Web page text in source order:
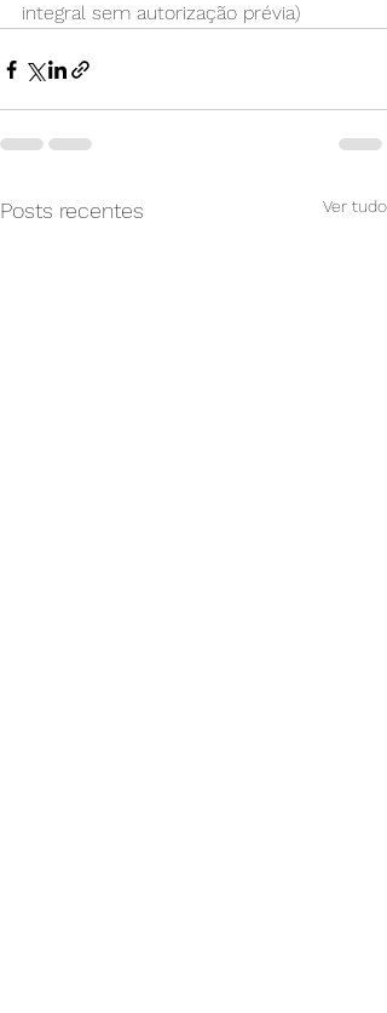
integral sem autorização prévia)
Posts recentes Ver tudo